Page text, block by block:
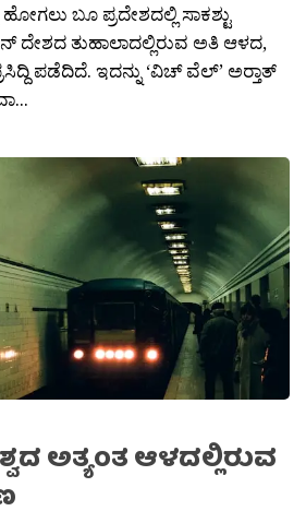
ಬೂ ಪ್ರದೇಶದಲ್ಲಿ ಸಾಕಶ್ಟು
ದೇಶದ ತುಹಾಲಾದಲ್ಲಿರುವ ಅತಿ ಆಳದ,
ಪಡೆದಿದೆ. ಇದನ್ನು ‘ವಿಚ್ ವೆಲ್’ ಅರ‍್ತಾತ್
ಅತ್ಯಂತ ಆಳದಲ್ಲಿರುವ